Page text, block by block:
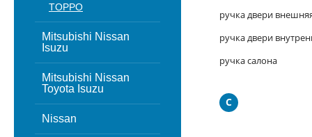
TOPPO
Mitsubishi Nissan
Isuzu
Mitsubishi Nissan
Toyota Isuzu
Nissan
ручка двери
ручка двери
ручка салона
С